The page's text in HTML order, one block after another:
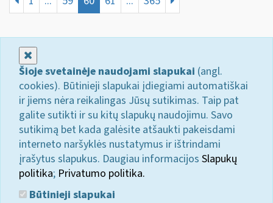
Šioje svetainėje naudojami slapukai (angl.
cookies). Būtinieji slapukai įdiegiami automatiškai
ir jiems nėra reikalingas Jūsų sutikimas. Taip pat
galite sutikti ir su kitų slapukų naudojimu. Savo
sutikimą bet kada galėsite atšaukti pakeisdami
interneto naršyklės nustatymus ir ištrindami
įrašytus slapukus. Daugiau informacijos Slapukų
politika; Privatumo politika.
Būtinieji slapukai